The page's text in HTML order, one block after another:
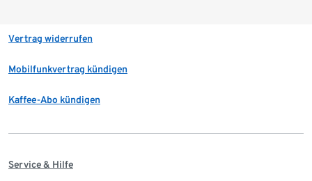
Vertrag widerrufen
Mobilfunkvertrag kündigen
Kaffee-Abo kündigen
Service & Hilfe